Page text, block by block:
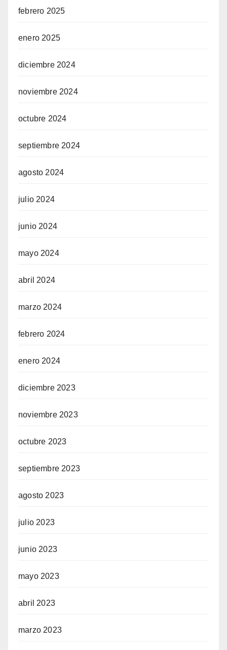
febrero 2025
enero 2025
diciembre 2024
noviembre 2024
octubre 2024
septiembre 2024
agosto 2024
julio 2024
junio 2024
mayo 2024
abril 2024
marzo 2024
febrero 2024
enero 2024
diciembre 2023
noviembre 2023
octubre 2023
septiembre 2023
agosto 2023
julio 2023
junio 2023
mayo 2023
abril 2023
marzo 2023